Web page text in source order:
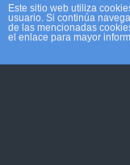
Este sitio web utiliza
usuario. Si continúa
de las mencionadas
el enlace para mayor